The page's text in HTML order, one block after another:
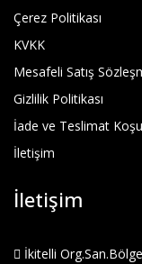
Çerez Politikası
KVKK
Mesafeli Satış
Gizlilik Politikası
İade ve Teslimat
İletişim
İletişim
İkitelli